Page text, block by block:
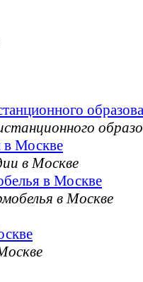
в Москве
в Москве